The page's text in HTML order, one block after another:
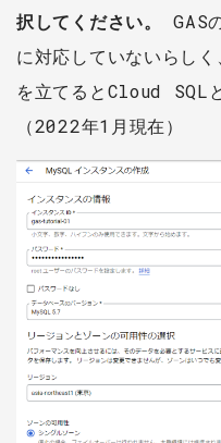
択してください。
GAS
に対応していないらし
を立てるとCloud SQL
（2022年1月現在）